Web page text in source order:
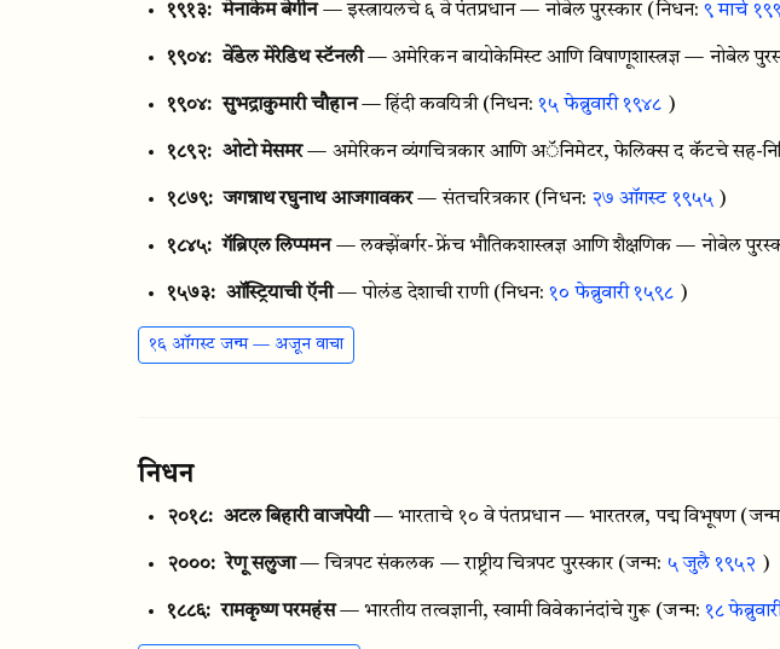
१९१३: मेनाकेम बेगीन — इस्त्रायलचे ६ वे पंतप्रधान — नोबेल पुरस्कार (निधन:९ मार्च
१९०४: वेंडेल मेरेडिथ स्टॅनली — अमेरिकन बायोकेमिस्ट आणि विषाणूशास्त्रज्ञ — नोबेल
१९०४: सुभद्राकुमारी चौहान — हिंदी कवयित्री (निधन:१५ फेब्रुवारी १९४८ )
१८९२: ओटो मेसमर — अमेरिकन व्यंगचित्रकार आणि अॅनिमेटर, फेलिक्स द कॅटचे सह-
१८७९: जगन्नाथ रघुनाथ आजगावकर — संतचरित्रकार (निधन: २७ ऑगस्ट १९५५ )
१८४५: गॅब्रिएल लिप्पमन — लक्झेंबर्गर-फ्रेंच भौतिकशास्त्रज्ञ आणि शैक्षणिक — नोबेल
१५७३: ऑस्ट्रियाची ऍनी — पोलंड देशाची राणी (निधन:१० फेब्रुवारी १५९८ )
१६ ऑगस्ट जन्म — अजून वाचा
निधन
२०१८: अटल बिहारी वाजपेयी — भारताचे १० वे पंतप्रधान — भारतरत्न, पद्म विभूषण
२०००: रेणू सलुजा — चित्रपट संकलक — राष्ट्रीय चित्रपट पुरस्कार (जन्म: ५ जुलै १९५२ )
१८८६: रामकृष्ण परमहंस — भारतीय तत्वज्ञानी, स्वामी विवेकानंदांचे गुरू (जन्म: १८